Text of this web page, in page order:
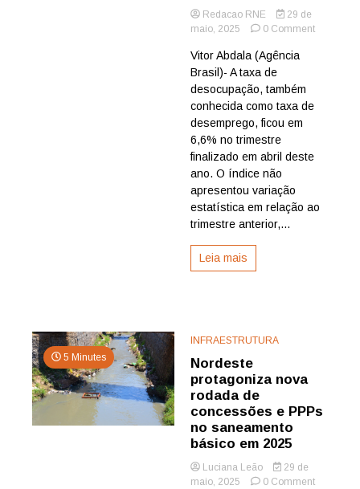
Redacao RNE
29 de
maio, 2025
0 Commenton
encerrado
Vitor Abdala (Agência
Brasil)- A taxa de
desocupação, também
conhecida como taxa de
desemprego, ficou em
6,6% no trimestre
finalizado em abril deste
ano. O índice não
apresentou variação
estatística em relação ao
trimestre anterior,...
Leia mais
5 Minutes
INFRAESTRUTURA
Nordeste
protagoniza nova
rodada de
concessões e PPPs
no saneamento
básico em 2025
Luciana Leão
29 de
maio, 2025
0 Commenton